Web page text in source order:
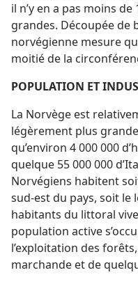
il n’y en a pas moins
grandes. Découpée de
norvégienne mesure
moitié de la
POPULATION ET
La Norvège est
légèrement plus
qu’environ 4 000 000
quelque 55 000 000
Norvégiens habitent
sud-est du pays, soit le
habitants du littoral
population active
l’exploitation des
marchande et de